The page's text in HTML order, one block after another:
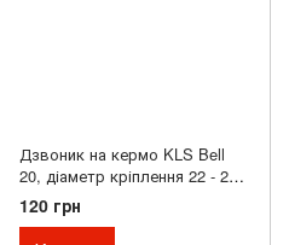
Дзвоник на кермо KLS Bell
20, діаметр кріплення 22 - 25
мм, сріблястий (polybag)
120 грн